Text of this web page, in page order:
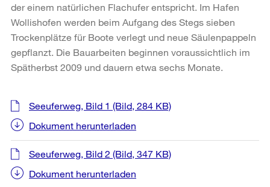
der einem natürlichen Flachufer entspricht. Im Hafen
Wollishofen werden beim Aufgang des Stegs sieben
Trockenplätze für Boote verlegt und neue Säulenpappeln
gepflanzt. Die Bauarbeiten beginnen voraussichtlich im
Spätherbst 2009 und dauern etwa sechs Monate.
Weitere
Informationen
Seeuferweg, Bild 1 (Bild, 284 KB)
Dokument herunterladen
Seeuferweg, Bild 2 (Bild, 347 KB)
Dokument herunterladen